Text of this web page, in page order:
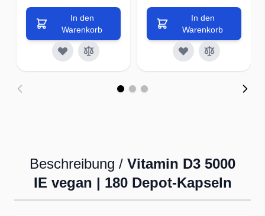
In den
Warenkorb
In den
Warenkorb
Beschreibung / Vitamin D3 5000
IE vegan | 180 Depot-Kapseln